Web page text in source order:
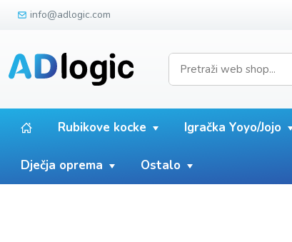
info@adlogic.com
Rubikove kocke Igračka Yoyo/Jojo
Dječja oprema Ostalo